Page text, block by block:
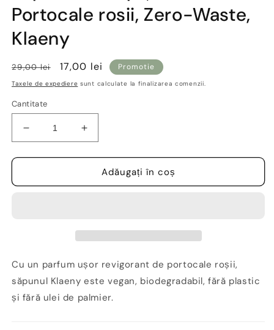
într-
o
modală
Portocale rosii, Zero-Waste,
Klaeny
Preț
obișnuit
29,00 lei
Preț
redus
17,00 lei Promotie
Taxele de expediere sunt calculate la finalizarea comenzii.
Cantitate
Reduceți
cantitatea
pentru
de
Zero-
Waste,
Klaeny
Creșteți
cantitatea
pentru
Săpun
de
Zero-
Klaeny
Adăugați în coș
Cu un parfum ușor revigorant de portocale roșii,
săpunul Klaeny este vegan, biodegradabil, fără plastic
și fără ulei de palmier.